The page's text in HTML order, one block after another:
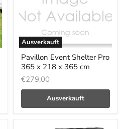
Ausverkauft
Pavillon Event Shelter Pro
365 x 218 x 365 cm
€279,00
Ausverkauft